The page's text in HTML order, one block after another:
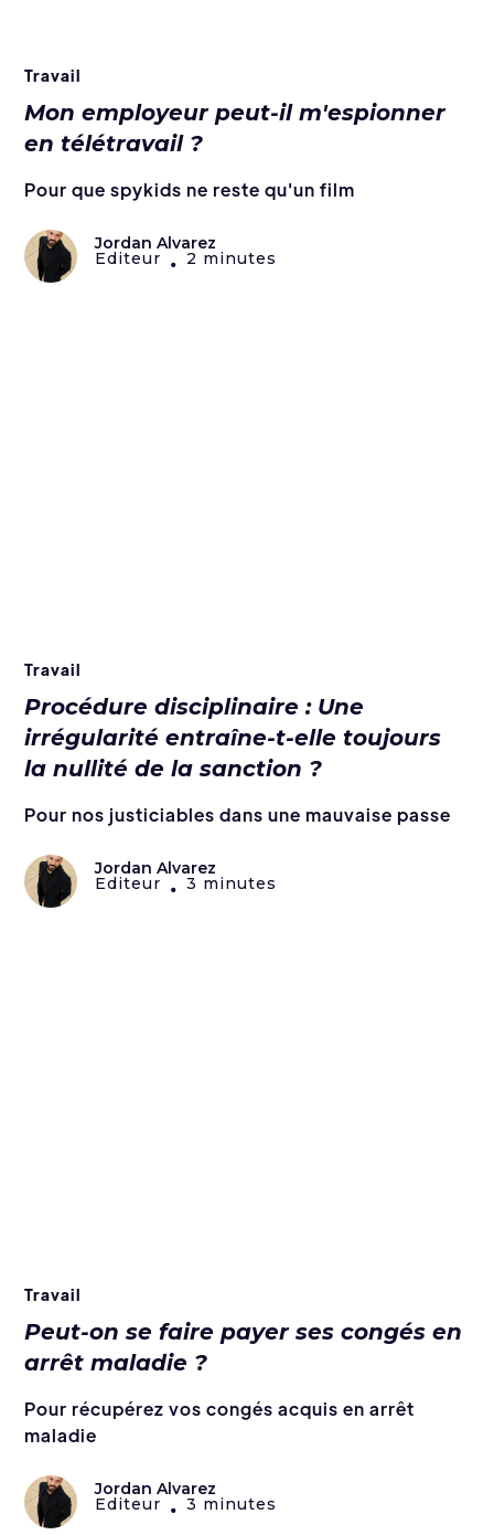
Travail
Mon employeur peut-il m'espionner
en télétravail ?
Pour que spykids ne reste qu'un film
Jordan Alvarez
Editeur • 2 minutes
Travail
Procédure disciplinaire : Une
irrégularité entraîne-t-elle toujours
la nullité de la sanction ?
Pour nos justiciables dans une mauvaise passe
Jordan Alvarez
Editeur • 3 minutes
Travail
Peut-on se faire payer ses congés en
arrêt maladie ?
Pour récupérez vos congés acquis en arrêt
maladie
Jordan Alvarez
Editeur • 3 minutes